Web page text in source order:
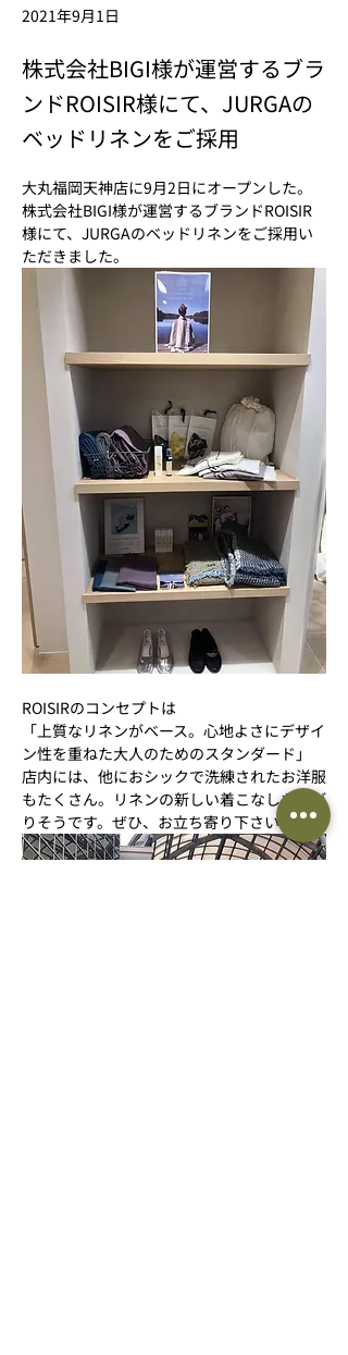
2021年9月1日
株式会社BIGI様が運営するブラ
ンドROISIR様にて、JURGAの
ベッドリネンをご採用
大丸福岡天神店に9月2日にオープンした。
株式会社BIGI様が運営するブランドROISIR
様にて、JURGAのベッドリネンをご採用い
ただきました。
ROISIRのコンセプトは
「上質なリネンがベース。心地よさにデザイ
ン性を重ねた大人のためのスタンダード」
店内には、他におシックで洗練されたお洋服
もたくさん。リネンの新しい着こなしも広が
りそうです。ぜひ、お立ち寄り下さい。